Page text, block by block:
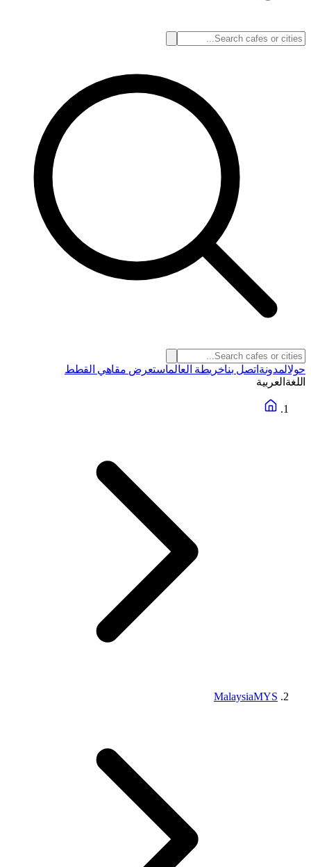
حولالمدونة اتصل بناخريطة العالماستعرض مقاهي القطط
اللغة العربية
MalaysiaMYS